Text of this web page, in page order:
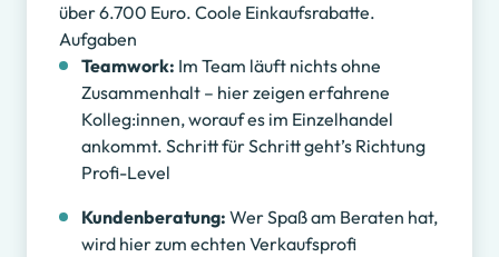
über 6.700 Euro. Coole Einkaufsrabatte.
Aufgaben
Teamwork: Im Team läuft nichts ohne
Zusammenhalt – hier zeigen erfahrene
Kolleg:innen, worauf es im Einzelhandel
ankommt. Schritt für Schritt geht’s Richtung
Profi-Level
Kundenberatung: Wer Spaß am Beraten hat,
wird hier zum echten Verkaufsprofi